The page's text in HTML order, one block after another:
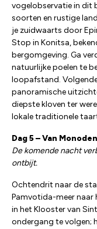
vogelobservatie in dit
soorten en rustige
je zuidwaarts door
Stop in Konitsa,
bergomgeving. Ga
natuurlijke poelen te
loopafstand.
panoramische
diepste kloven ter
lokale traditionele
Dag 5 – Van
De komende nacht
ontbijt.
Ochtendrit naar de
Pamvotida-meer naar
in het Klooster van
ondergang te volgen;